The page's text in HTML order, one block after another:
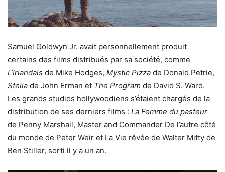
Samuel Goldwyn Jr. avait personnellement produit
certains des films distribués par sa société, comme
L’Irlandais de Mike Hodges, Mystic Pizza de Donald Petrie,
Stella de John Erman et The Program de David S. Ward.
Les grands studios hollywoodiens s’étaient chargés de la
distribution de ses derniers films : La Femme du pasteur
de Penny Marshall, Master and Commander De l’autre côté
du monde de Peter Weir et La Vie rêvée de Walter Mitty de
Ben Stiller, sorti il y a un an.